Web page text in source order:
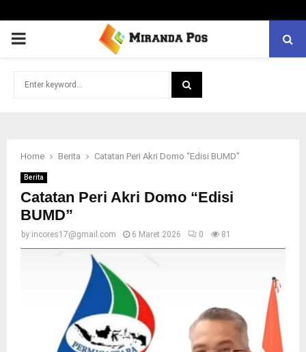
PRIMARY
Home Berita Catatan Peri Akri Domo “Edisi BUMD”
Berita
Catatan Peri Akri Domo “Edisi
BUMD”
by incores17@gmail.com 6 Maret 2026 0 81